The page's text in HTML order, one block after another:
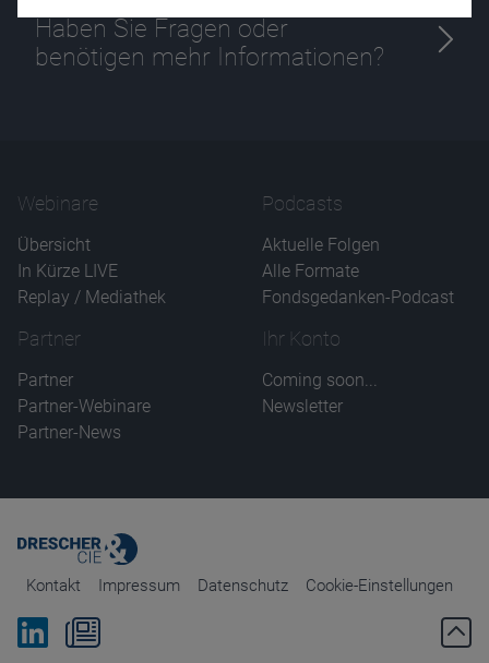
Haben Sie Fragen oder
benötigen mehr Informationen?
Webinare
Übersicht
In Kürze LIVE
Replay / Mediathek
Podcasts
Aktuelle Folgen
Alle Formate
Fondsgedanken-Podcast
Partner
Partner
Partner-Webinare
Partner-News
Ihr Konto
Coming soon...
Newsletter
Kontakt Impressum Datenschutz Cookie-Einstellungen
Bei Linkedin folgen
Zum Newsletter anmelden
Anbieter
Ablauf